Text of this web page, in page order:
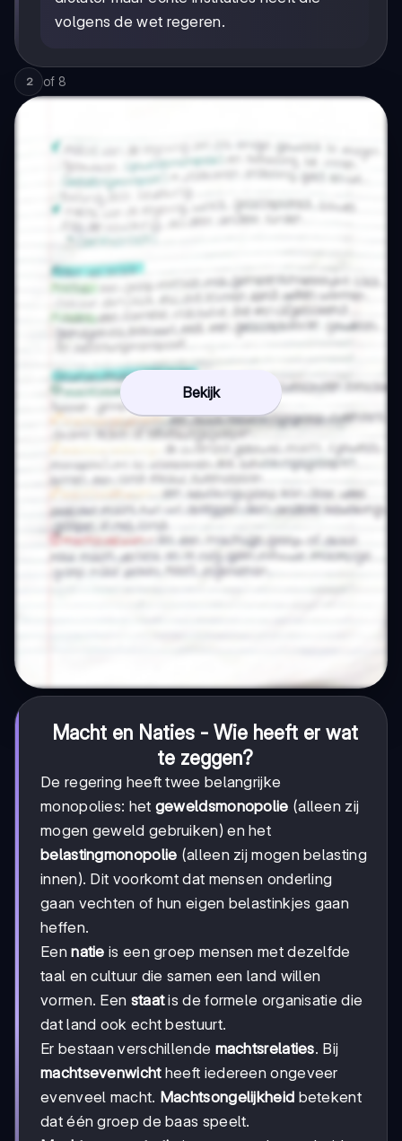
volgens de wet regeren.
2 of 8
Bekijk
Macht en Naties - Wie heeft er wat
te zeggen?
De regering heeft twee belangrijke
monopolies: het geweldsmonopolie (alleen zij
mogen geweld gebruiken) en het
belastingmonopolie (alleen zij mogen belasting
innen). Dit voorkomt dat mensen onderling
gaan vechten of hun eigen belastinkjes gaan
heffen.
Eennatie is een groep mensen met dezelfde
taal en cultuur die samen een land willen
vormen. Een staatis de formele organisatie die
dat land ook echt bestuurt.
Er bestaan verschillende machtsrelaties. Bij
machtsevenwichtheeft iedereen ongeveer
evenveel macht. Machtsongelijkheid betekent
dat één groep de baas speelt.